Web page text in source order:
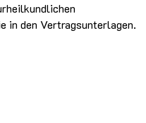
in den Vertragsunterlagen.